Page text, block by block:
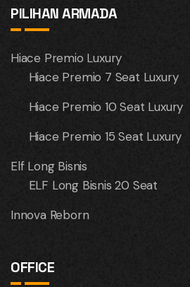
PILIHAN ARMADA
Hiace Premio Luxury
Hiace Premio 7 Seat Luxury
Hiace Premio 10 Seat Luxury
Hiace Premio 15 Seat Luxury
Elf Long Bisnis
ELF Long Bisnis 20 Seat
Innova Reborn
OFFICE